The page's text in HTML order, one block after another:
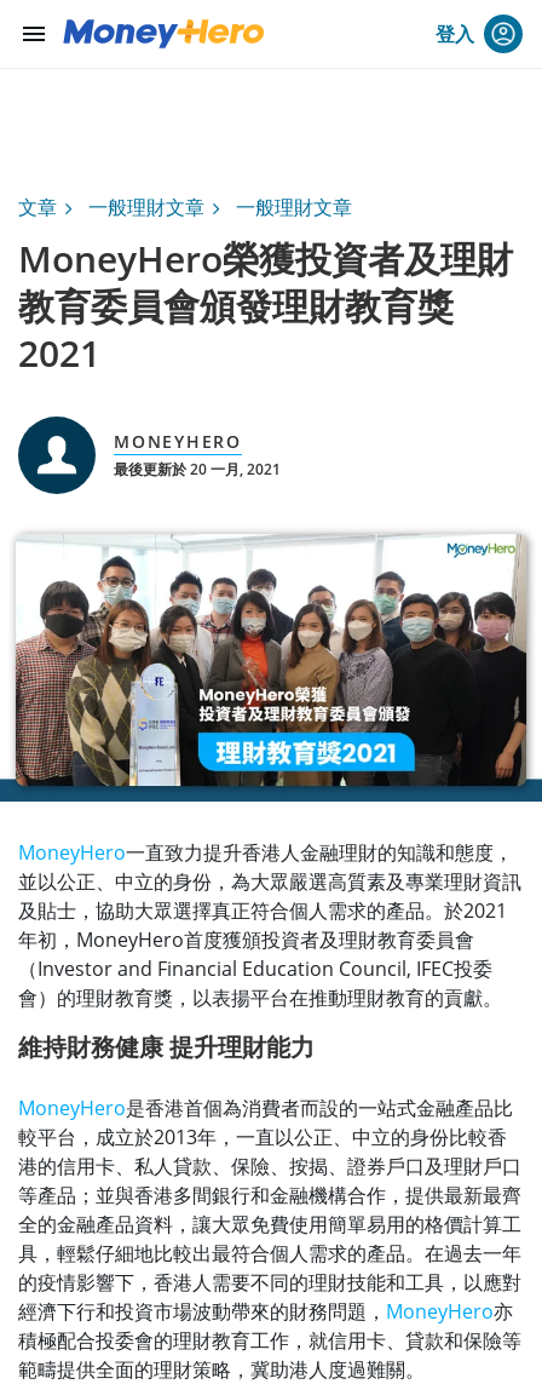
menu 登入
文章 一般理財文章 一般理財文章
MoneyHero榮獲投資者及理財
教育委員會頒發理財教育獎
2021
MONEYHERO
最後更新於 20 一月, 2021
MoneyHero一直致力提升香港人金融理財的知識和態度，
並以公正、中立的身份，為大眾嚴選高質素及專業理財資訊
及貼士，協助大眾選擇真正符合個人需求的產品。於2021
年初，MoneyHero首度獲頒投資者及理財教育委員會
（Investor and Financial Education Council, IFEC投委
會）的理財教育獎，以表揚平台在推動理財教育的貢獻。
維持財務健康 提升理財能力
MoneyHero是香港首個為消費者而設的一站式金融產品比
較平台，成立於2013年，一直以公正、中立的身份比較香
港的信用卡、私人貸款、保險、按揭、證券戶口及理財戶口
等產品；並與香港多間銀行和金融機構合作，提供最新最齊
全的金融產品資料，讓大眾免費使用簡單易用的格價計算工
具，輕鬆仔細地比較出最符合個人需求的產品。在過去一年
的疫情影響下，香港人需要不同的理財技能和工具，以應對
經濟下行和投資市場波動帶來的財務問題， MoneyHero亦
積極配合投委會的理財教育工作，就信用卡、貸款和保險等
範疇提供全面的理財策略，冀助港人度過難關。